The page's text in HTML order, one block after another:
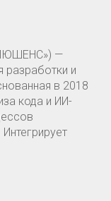
—
разработки и
в 2018
кода и ИИ-